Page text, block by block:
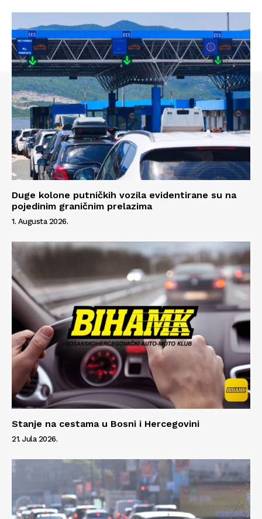
Info
O nama
Kontakt
Duge kolone putničkih vozila evidentirane su na
pojedinim graničnim prelazima
1. Augusta 2026.
Stanje na cestama u Bosni i Hercegovini
21. Jula 2026.